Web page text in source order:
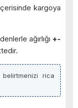
kargoya
ağırlığı +-
belirtmenizi rica